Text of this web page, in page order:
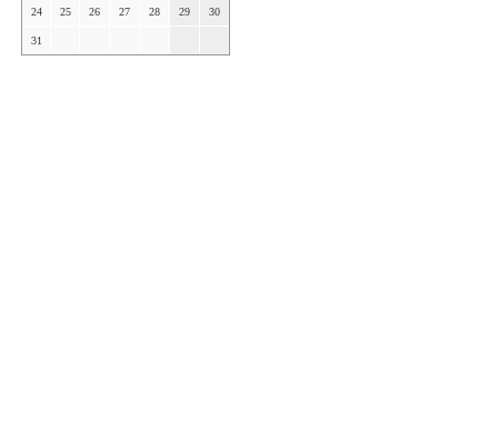
24 25 26 27 28 29 30
31